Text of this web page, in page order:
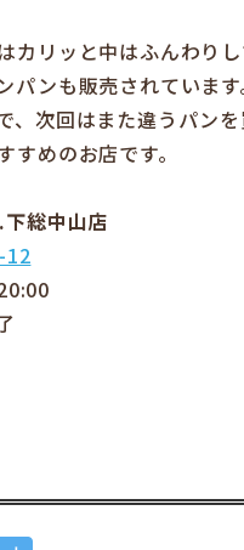
カリッと中はふんわり
パンも販売されています
、次回はまた違うパンを
すめのお店です。
総中山店
12